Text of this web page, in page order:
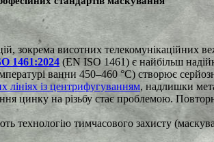
зокрема висотних телекомунікаційних
1461:2024 (EN ISO 1461) є найбільш
ванни 450–460 °C) створює
лініях із центрифугуванням, надлишки
цинку на різьбу стає проблемою.
технологію тимчасового захисту